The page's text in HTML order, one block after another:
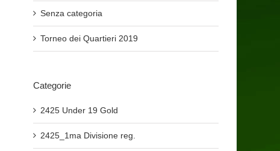
Senza categoria
Torneo dei Quartieri 2019
Categorie
2425 Under 19 Gold
2425_1ma Divisione reg.